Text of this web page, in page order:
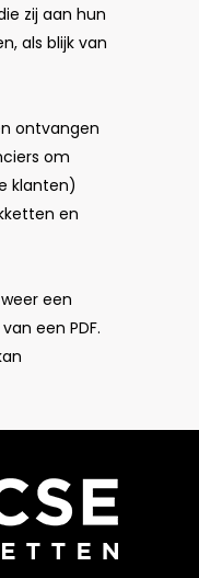
zij aan hun
als blijk van
ontvangen
om
klanten)
en
een
een PDF.